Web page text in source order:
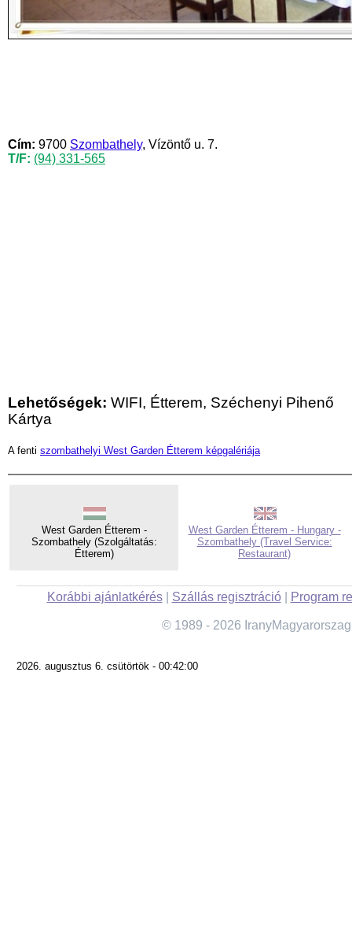
Cím: 9700 Szombathely, Vízöntő u. 7.
T/F: (94) 331-565
Lehetőségek: WIFI, Étterem, Széchenyi Pihenő
Kártya
A fenti szombathelyi West Garden Étterem képgalériája
West Garden Étterem -
Szombathely (Szolgáltatás:
Étterem)
West Garden Étterem - Hungary -
Szombathely (Travel Service:
Restaurant)
Korábbi ajánlatkérés| Szállás regisztráció| Program
© 1989 - 2026
2026. augusztus 6. csütörtök - 00:42:00